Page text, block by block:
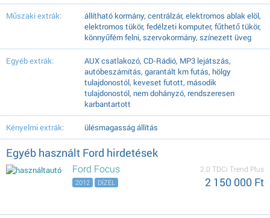
Műszaki extrák:
állítható kormány, centrálzár, elektromos ablak elöl,
elektromos tükör, fedélzeti komputer, fűthető tükör,
könnyűfém felni, szervokormány, színezett üveg
Egyéb extrák:
AUX csatlakozó, CD-Rádió, MP3 lejátszás,
autóbeszámítás, garantált km futás, hölgy
tulajdonostól, keveset futott, második
tulajdonostól, nem dohányzó, rendszeresen
karbantartott
Kényelmi extrák: ülésmagasság állítás
Egyéb használt Ford hirdetések
Ford Focus 2.0 TDCi Trend Plus
2 150 000 Ft
2012 DÍZEL